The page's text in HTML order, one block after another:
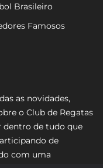
Brasileiro
Famosos
as novidades,
o Club de Regatas
dentro de tudo que
de
com uma